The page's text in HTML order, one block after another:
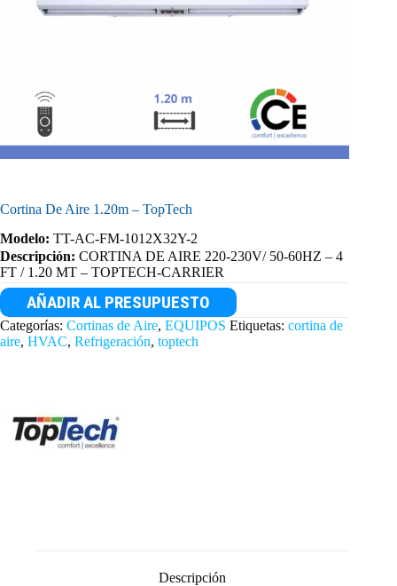
Cortina De Aire 1.20m – TopTech
Modelo: TT-AC-FM-1012X32Y-2
Descripción: CORTINA DE AIRE 220-230V/ 50-60HZ – 4
FT / 1.20 MT – TOPTECH-CARRIER
AÑADIR AL PRESUPUESTO
Categorías: Cortinas de Aire, EQUIPOS Etiquetas: cortina de
aire, HVAC, Refrigeración, toptech
Descripción